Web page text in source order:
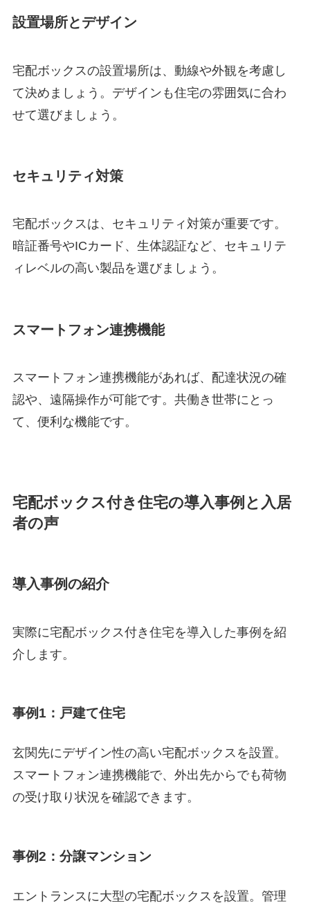
設置場所とデザイン
宅配ボックスの設置場所は、動線や外観を考慮し
て決めましょう。デザインも住宅の雰囲気に合わ
せて選びましょう。
セキュリティ対策
宅配ボックスは、セキュリティ対策が重要です。
暗証番号やICカード、生体認証など、セキュリテ
ィレベルの高い製品を選びましょう。
スマートフォン連携機能
スマートフォン連携機能があれば、配達状況の確
認や、遠隔操作が可能です。共働き世帯にとっ
て、便利な機能です。
宅配ボックス付き住宅の導入事例と入居
者の声
導入事例の紹介
実際に宅配ボックス付き住宅を導入した事例を紹
介します。
事例1：戸建て住宅
玄関先にデザイン性の高い宅配ボックスを設置。
スマートフォン連携機能で、外出先からでも荷物
の受け取り状況を確認できます。
事例2：分譲マンション
エントランスに大型の宅配ボックスを設置。管理